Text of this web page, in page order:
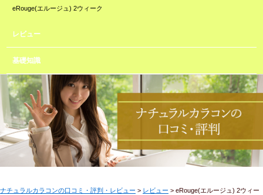
eRouge(エルージュ) 2ウィーク
レビュー
基礎知識
ナチュラルカラコンの口コミ・評判・レビュー > レビュー > eRouge(エルージュ) 2ウィー